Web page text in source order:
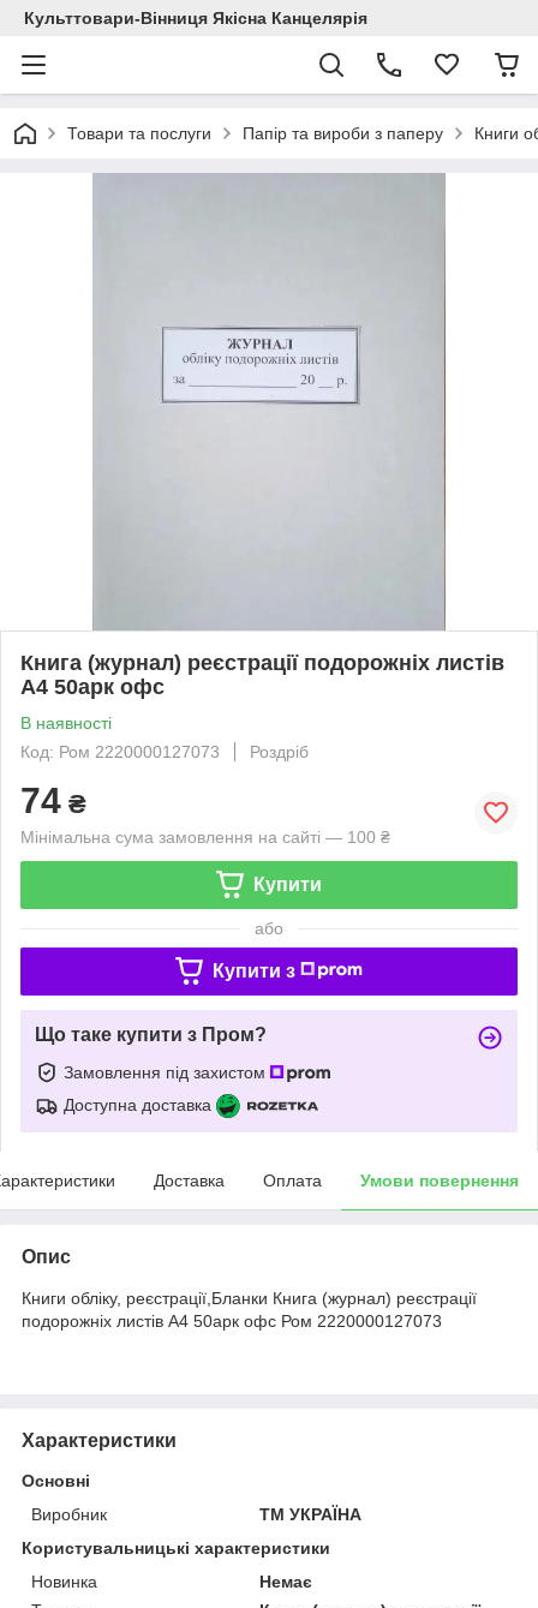
Культтовари-Вінниця Якісна Канцелярія
Товари та послуги Папір та вироби з паперу Книги
Книга (журнал) реєстрації подорожніх листів
А4 50арк офс
В наявності
Код: Ром 2220000127073
Роздріб
74 ₴
Мінімальна сума замовлення на сайті — 100 ₴
Купити
або
Купити з
Що таке купити з Пром?
Замовлення під захистом
Доступна доставка
Доставка Оплата Умови повернення
Опис
Книги обліку, реєстрації,Бланки Книга (журнал) реєстрації
подорожніх листів А4 50арк офс Ром 2220000127073
Характеристики
Основні
Виробник
ТМ УКРАЇНА
Користувальницькі характеристики
Новинка
Немає